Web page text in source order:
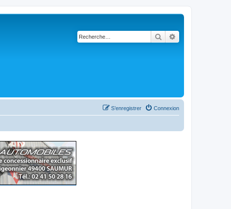
Rechercher
Connexion
S’enregistrer